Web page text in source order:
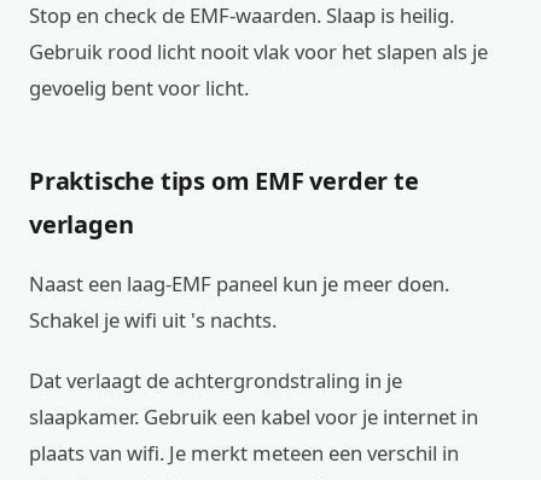
Stop en check de EMF-waarden. Slaap is heilig.
Gebruik rood licht nooit vlak voor het slapen als je
gevoelig bent voor licht.
Praktische tips om EMF verder te
verlagen
Naast een laag-EMF paneel kun je meer doen.
Schakel je wifi uit 's nachts.
Dat verlaagt de achtergrondstraling in je
slaapkamer. Gebruik een kabel voor je internet in
plaats van wifi. Je merkt meteen een verschil in